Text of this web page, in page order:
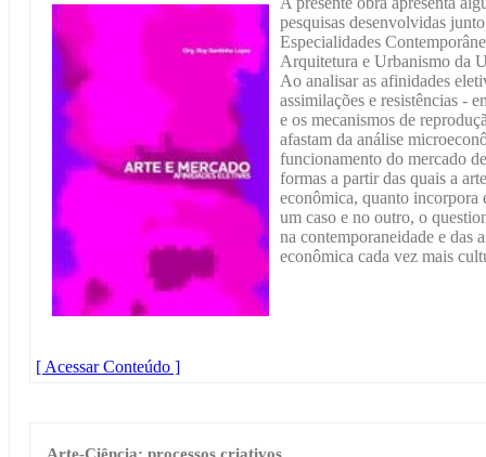
pesquisas desenvolvidas
Especialidades
Arquitetura e Urbanismo da
Ao analisar as afinidades
assimilações e resistências -
e os mecanismos de
afastam da análise
funcionamento do mercado
formas a partir das quais a
econômica, quanto incorpora
um caso e no outro, o
na contemporaneidade e das
econômica cada vez mais
[ Acessar Conteúdo ]